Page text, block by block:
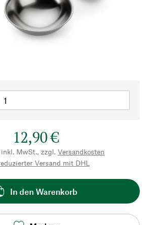
12,90 €
inkl. MwSt., zzgl. Versandkosten
Versand mit DHL
In den Warenkorb